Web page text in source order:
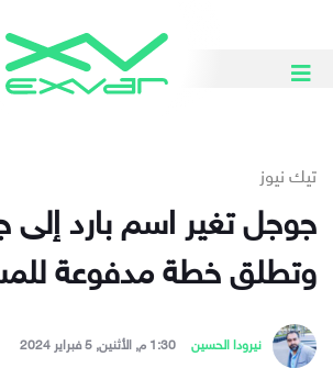
تيك نيوز
جوجل تغير اسم بارد إلى
وتطلق خطة مدفوعة
نيرودا الحسين 1:30 م, الأثنين, 5 فبراير 2024